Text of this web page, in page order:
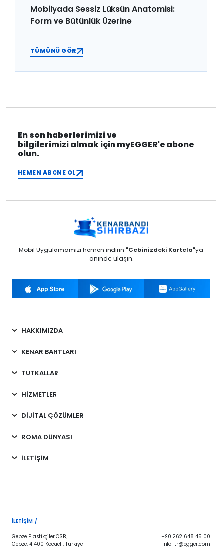
Mobilyada Sessiz Lüksün Anatomisi:
Form ve Bütünlük Üzerine
TÜMÜNÜ GÖR
En son haberlerimizi ve
bilgilerimizi almak için myEGGER'e abone
olun.
HEMEN ABONE OL
Mobil Uygulamamızı hemen indirin "Cebinizdeki Kartela"ya
anında ulaşın.
HAKKIMIZDA
KENAR BANTLARI
TUTKALLAR
HİZMETLER
DİJİTAL ÇÖZÜMLER
ROMA DÜNYASI
İLETİŞİM
İLETIŞIM /
Gebze Plastikçiler OSB,
Gebze, 41400 Kocaeli, Türkiye
+90 262 648 45 00
info-tr@egger.com